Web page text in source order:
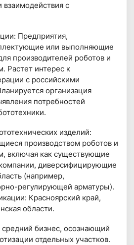
взаимодействия с
Предприятия,
или выполняющие
производителей роботов и
Растет интерес к
с российскими
организация
потребностей
изделий:
производством роботов и
включая как существующие
диверсифицирующие
(например,
регулирующей арматуры).
Красноярский край,
области.
бизнес, осознающий
отдельных участков.